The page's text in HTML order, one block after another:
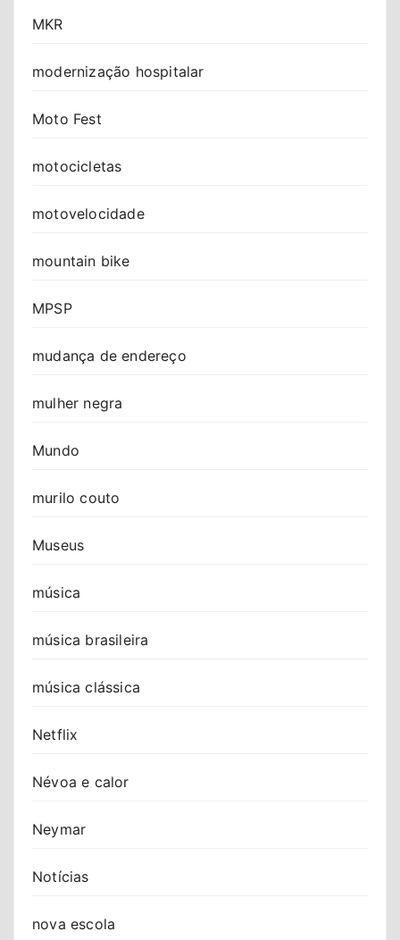
MKR
modernização hospitalar
Moto Fest
motocicletas
motovelocidade
mountain bike
MPSP
mudança de endereço
mulher negra
Mundo
murilo couto
Museus
música
música brasileira
música clássica
Netflix
Névoa e calor
Neymar
Notícias
nova escola